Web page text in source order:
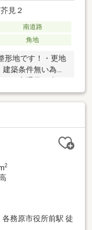
見２
南道路
角地
形地です！・更地
築条件無い為お
ごせますね。・芥
14分！お子様が
■■■・芥見小学
務原線「各務原
ィ「芥見小学校
ファミリーマー
2
務原市役所前駅 徒